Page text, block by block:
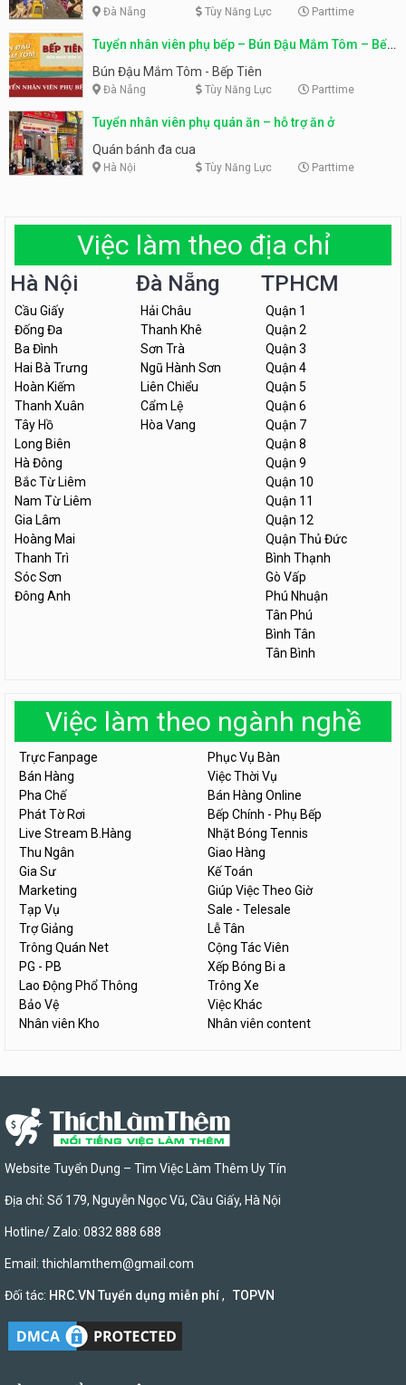
Đà Nẵng Tùy Năng Lực Parttime
Tuyển nhân viên phụ bếp – Bún Đậu Mắm Tôm – Bếp
Tiên
Bún Đậu Mắm Tôm - Bếp Tiên
Đà Nẵng Tùy Năng Lực Parttime
Tuyển nhân viên phụ quán ăn – hỗ trợ ăn ở
Quán bánh đa cua
Hà Nội Tùy Năng Lực Parttime
Việc làm theo địa chỉ
Hà Nội
Cầu Giấy
Đống Đa
Ba Đình
Hai Bà Trưng
Hoàn Kiếm
Thanh Xuân
Tây Hồ
Long Biên
Hà Đông
Bắc Từ Liêm
Nam Từ Liêm
Gia Lâm
Hoàng Mai
Thanh Trì
Sóc Sơn
Đông Anh
Đà Nẵng
Hải Châu
Thanh Khê
Sơn Trà
Ngũ Hành Sơn
Liên Chiểu
Cẩm Lệ
Hòa Vang
TPHCM
Quận 1
Quận 2
Quận 3
Quận 4
Quận 5
Quận 6
Quận 7
Quận 8
Quận 9
Quận 10
Quận 11
Quận 12
Quận Thủ Đức
Bình Thạnh
Gò Vấp
Phú Nhuận
Tân Phú
Bình Tân
Tân Bình
Việc làm theo ngành nghề
Trực Fanpage
Phục Vụ Bàn
Bán Hàng
Việc Thời Vụ
Pha Chế
Bán Hàng Online
Phát Tờ Rơi
Bếp Chính - Phụ Bếp
Live Stream B.Hàng
Nhặt Bóng Tennis
Thu Ngân
Giao Hàng
Gia Sư
Kế Toán
Marketing
Giúp Việc Theo Giờ
Tạp Vụ
Sale - Telesale
Trợ Giảng
Lễ Tân
Trông Quán Net
Cộng Tác Viên
PG - PB
Xếp Bóng Bi a
Lao Động Phổ Thông
Trông Xe
Bảo Vệ
Việc Khác
Nhân viên Kho
Nhân viên content
Website Tuyển Dụng – Tìm Việc Làm Thêm Uy Tín
Địa chỉ: Số 179, Nguyễn Ngọc Vũ, Cầu Giấy, Hà Nội
Hotline/ Zalo: 0832 888 688
Email: thichlamthem@gmail.com
Đối tác: HRC.VN Tuyển dụng miễn phí, TOPVN